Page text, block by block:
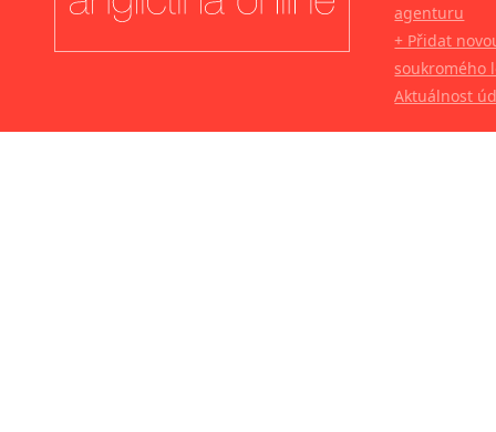
agenturu
+ Přidat
soukromého
Aktuálnost